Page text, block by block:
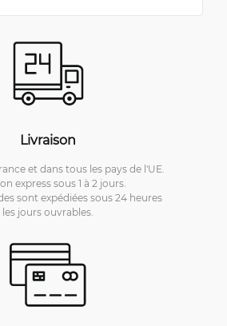
Livraison
et dans tous les pays de l'UE.
express sous 1 à 2 jours.
sont expédiées sous 24 heures
les jours ouvrables.